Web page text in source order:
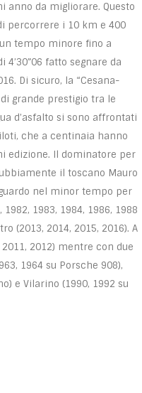
anno da migliorare. Questo
percorrere i 10 km e 400
tempo minore fino a
fatto segnare da
Di sicuro, la “Cesana-
grande prestigio tra le
d’asfalto si sono affrontati
che a centinaia hanno
edizione. Il dominatore per
il toscano Mauro
nel minor tempo per
1983, 1984, 1986, 1988
(2013, 2014, 2015, 2016). A
2012) mentre con due
1964 su Porsche 908),
e Vilarino (1990, 1992 su